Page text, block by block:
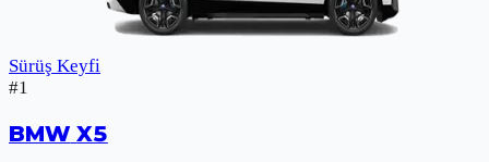
Sürüş Keyfi
#1
BMW X5